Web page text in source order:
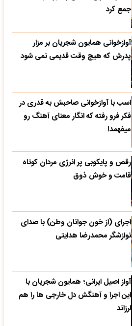
جمع کرد
آوازخوانی همایون شجریان بر مزار
پدرش که هیچ وقت قدیمی نمی شود
اسب با آوازخوانی صاحبش به قدری در
فکر فرو رفته که انگار معنای آهنگ رو
میفهمد!
رقص و پایکوبی پر انرژی مردان کوتاه
قامت و خوش ذوق
اجرای (از خون جوانان وطن) با صدای
نوازشگر محمدرضا هدایتی
آواز اصیل ایرانی؛ همایون شجریان با
این اجرا و آهنگش دل خارجی ها را هم
لرزاند